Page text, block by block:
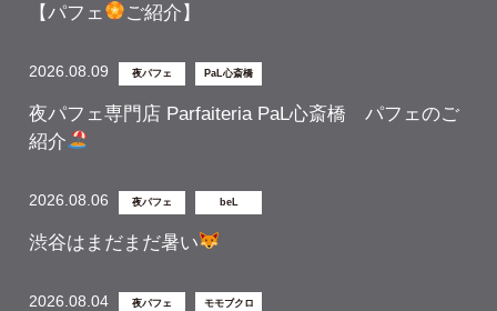
【パフェ ご紹介】
2026.08.09 夜パフェ PaL心斎橋
夜パフェ専門店 Parfaiteria PaL心斎橋 パフェのご
紹介
2026.08.06 夜パフェ beL
渋谷はまだまだ暑い
2026.08.04 夜パフェ モモブクロ